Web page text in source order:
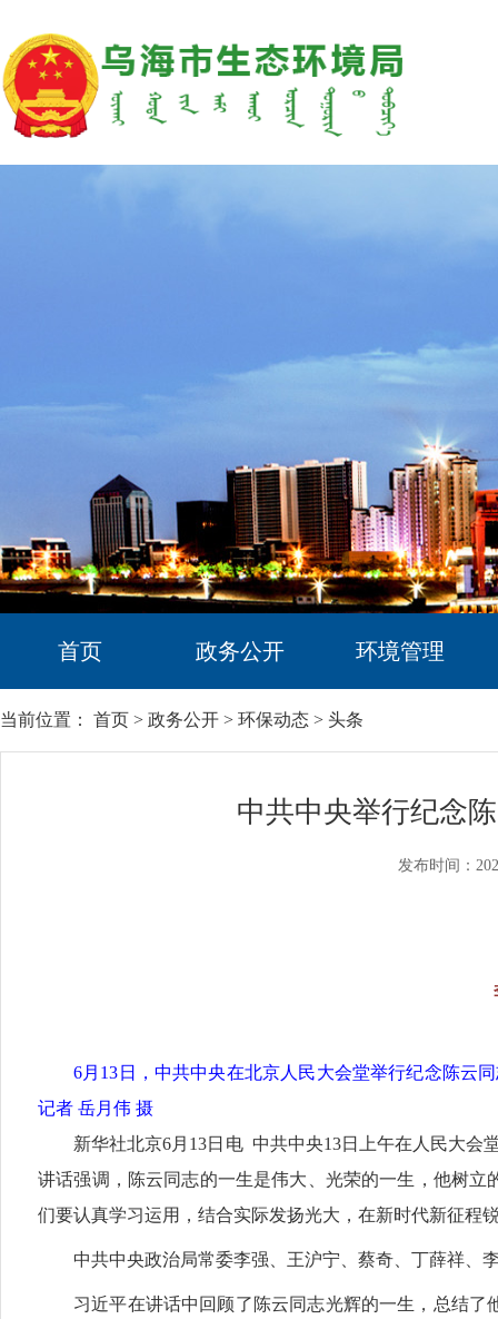
首页 政务公开 环境管理
当前位置： 首页 > 政务公开 > 环保动态 > 头条
中共中央举行纪念
发布时间：
6月13日，中共中央在北京人民大会堂举行纪念陈云
记者 岳月伟 摄
新华社北京6月13日电 中共中央13日上午在人民大会
讲话强调，陈云同志的一生是伟大、光荣的一生，他树
们要认真学习运用，结合实际发扬光大，在新时代新征程
中共中央政治局常委李强、王沪宁、蔡奇、丁薛祥、
习近平在讲话中回顾了陈云同志光辉的一生，总结